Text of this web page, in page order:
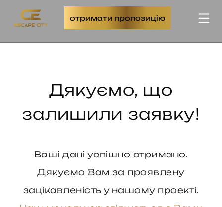
отримати пропозицію
Дякуємо, що
залишили заявку!
Ваші дані успішно отримано.
Дякуємо Вам за проявлену
зацікавленість у нашому проекті.